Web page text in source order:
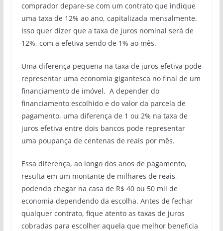
comprador depare-se com um contrato que indique
uma taxa de 12% ao ano, capitalizada mensalmente.
Isso quer dizer que a taxa de juros nominal será de
12%, com a efetiva sendo de 1% ao mês.
Uma diferença pequena na taxa de juros efetiva pode
representar uma economia gigantesca no final de um
financiamento de imóvel. A depender do
financiamento escolhido e do valor da parcela de
pagamento, uma diferença de 1 ou 2% na taxa de
juros efetiva entre dois bancos pode representar
uma poupança de centenas de reais por mês.
Essa diferença, ao longo dos anos de pagamento,
resulta em um montante de milhares de reais,
podendo chegar na casa de R$ 40 ou 50 mil de
economia dependendo da escolha. Antes de fechar
qualquer contrato, fique atento as taxas de juros
cobradas para escolher aquela que melhor beneficia